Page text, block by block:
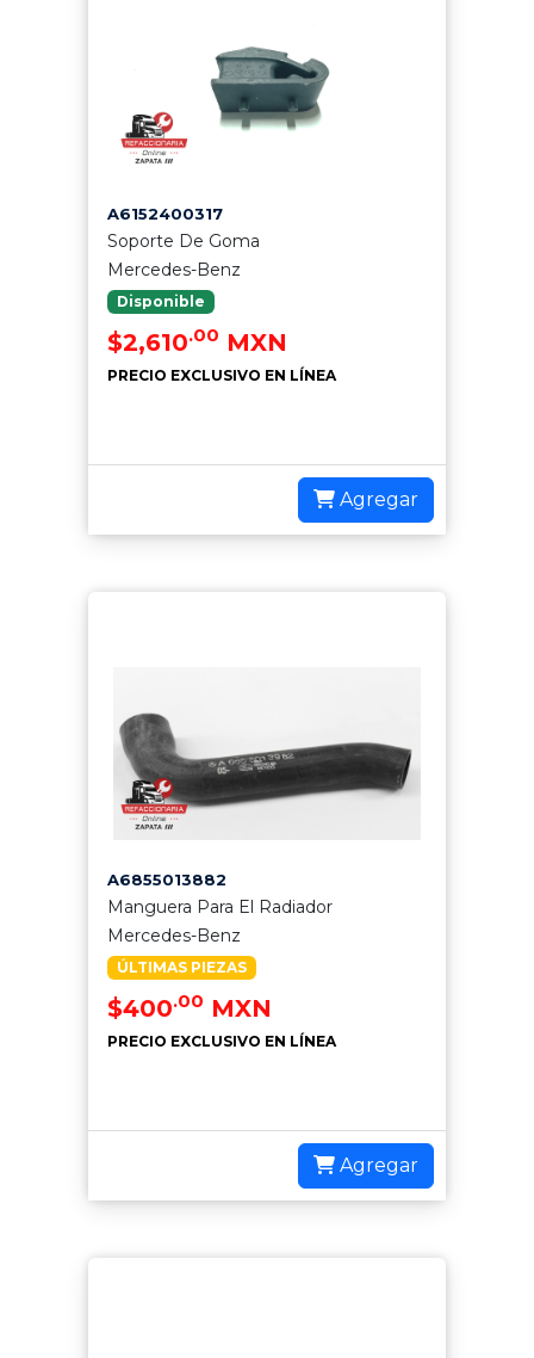
A6152400317
Soporte De Goma
Mercedes-Benz
Disponible
$2,610.00 MXN
PRECIO EXCLUSIVO EN LÍNEA
Agregar
A6855013882
Manguera Para El Radiador
Mercedes-Benz
ÚLTIMAS PIEZAS
$400.00 MXN
PRECIO EXCLUSIVO EN LÍNEA
Agregar